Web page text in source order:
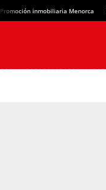
Promoción inmobiliaria Menorca